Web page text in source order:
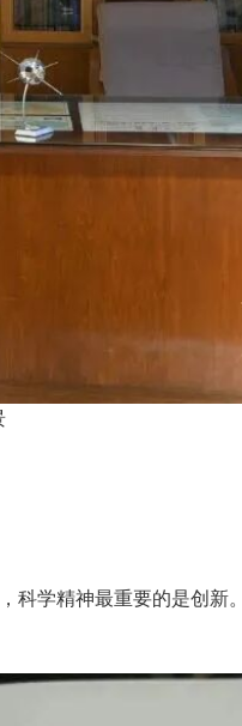
学精神最重要的是创新